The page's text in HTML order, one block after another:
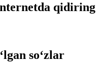
qidiring
so‘zlar